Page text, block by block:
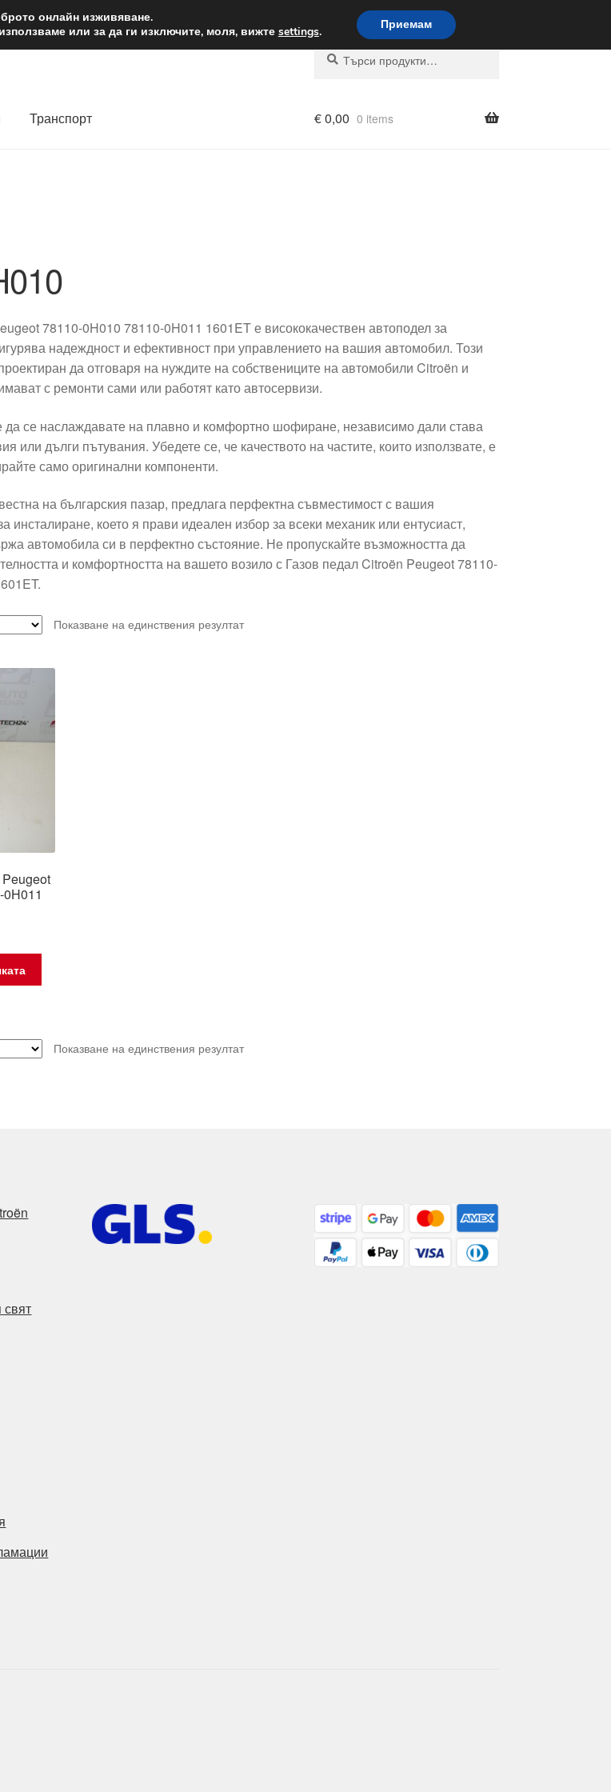
Доставка по целия свят
Търсене
Търсене
Транспорт €0,00 0 items
78110-0H010 78110-0H011 1601ET е висококачествен автоподел за
надеждност и ефективност при управлението на вашия автомобил. Този
да отговаря на нуждите на собствениците на автомобили Citroën и
с ремонти сами или работят като автосервизи.
се наслаждавате на плавно и комфортно шофиране, независимо дали става
или дълги пътувания. Убедете се, че качеството на частите, които използвате, е
само оригинални компоненти.
на българския пазар, предлага перфектна съвместимост с вашия
инсталиране, което я прави идеален избор за всеки механик или ентусиаст,
автомобила си в перфектно състояние. Не пропускайте възможността да
и комфортността на вашето возило с Газов педал Citroën Peugeot 78110-
Показване на единствения резултат
Показване на единствения резултат
свят
онлайн изживяване.
или за да ги изключите, моля, вижте settings. Приемам